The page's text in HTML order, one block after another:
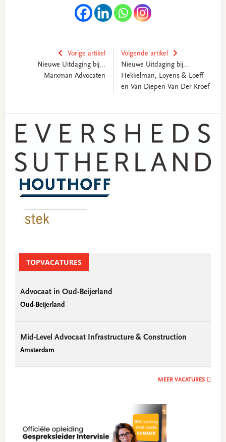
Vorige artikel
Nieuwe Uitdaging bij...
Marxman Advocaten
Volgende artikel
Nieuwe Uitdaging bij...
Hekkelman, Loyens & Loeff
en Van Diepen Van Der Kroef
Sidebar
TOPVACATURES
Advocaat in Oud-Beijerland
Oud-Beijerland
Mid-Level Advocaat Infrastructure & Construction
Amsterdam
MEER VACATURES